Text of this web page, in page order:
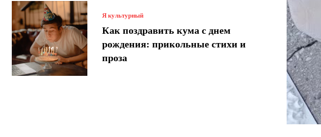
Я культурный
Как поздравить кума с днем ​​
рождения: прикольные стихи и
проза